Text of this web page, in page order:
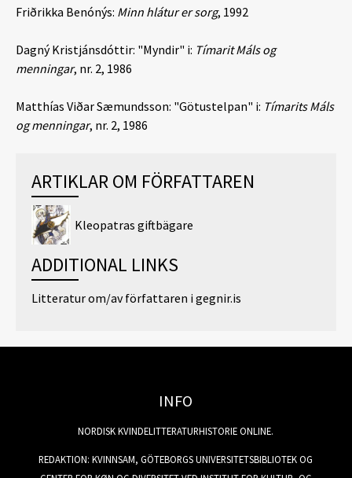
Friðrikka Benónýs: Minn hlátur er sorg, 1992
Dagný Kristjánsdóttir: "Myndir" i: Tímarit Máls og
menningar, nr. 2, 1986
Matthías Viðar Sæmundsson: "Götustelpan" i: Tímarits Máls
og menningar, nr. 2, 1986
ARTIKLAR OM FÖRFATTAREN
Kleopatras giftbägare
ADDITIONAL LINKS
Litteratur om/av författaren i gegnir.is
INFO
NORDISK KVINDELITTERATURHISTORIE ONLINE.
REDAKTION: KVINNSAM, GÖTEBORGS UNIVERSITETSBIBLIOTEK OG